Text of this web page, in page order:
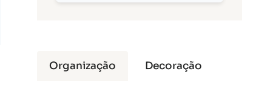
Organização Decoração